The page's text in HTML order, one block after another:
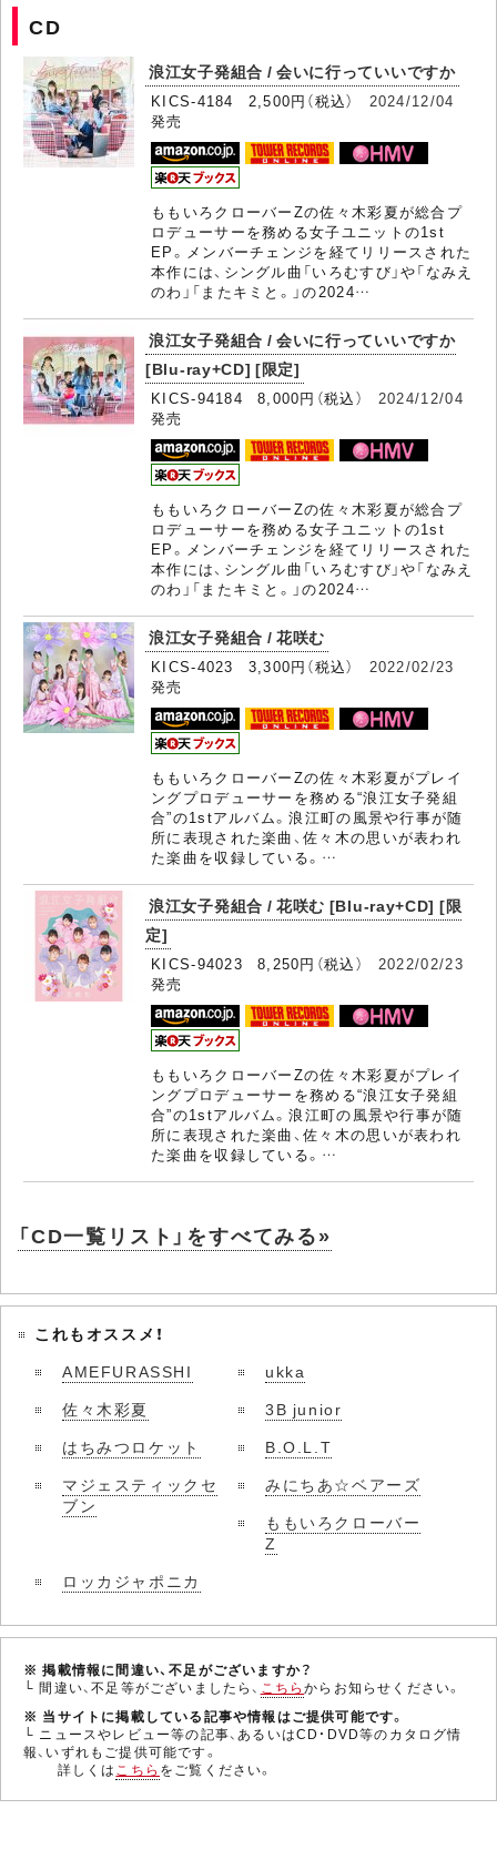
CD
浪江女子発組合 / 会いに行っていいですか
KICS-4184 2,500円（税込） 2024/12/04
発売
ももいろクローバーZの佐々木彩夏が総合プ
ロデューサーを務める女子ユニットの1st
EP。メンバーチェンジを経てリリースされた
本作には、シングル曲「いろむすび」や「なみえ
のわ」「またキミと。」の2024…
浪江女子発組合 / 会いに行っていいですか
[Blu-ray+CD] [限定]
KICS-94184 8,000円（税込） 2024/12/04
発売
ももいろクローバーZの佐々木彩夏が総合プ
ロデューサーを務める女子ユニットの1st
EP。メンバーチェンジを経てリリースされた
本作には、シングル曲「いろむすび」や「なみえ
のわ」「またキミと。」の2024…
浪江女子発組合 / 花咲む
KICS-4023 3,300円（税込） 2022/02/23
発売
ももいろクローバーZの佐々木彩夏がプレイ
ングプロデューサーを務める“浪江女子発組
合”の1stアルバム。浪江町の風景や行事が随
所に表現された楽曲、佐々木の思いが表われ
た楽曲を収録している。…
浪江女子発組合 / 花咲む [Blu-ray+CD] [限
定]
KICS-94023 8,250円（税込） 2022/02/23
発売
ももいろクローバーZの佐々木彩夏がプレイ
ングプロデューサーを務める“浪江女子発組
合”の1stアルバム。浪江町の風景や行事が随
所に表現された楽曲、佐々木の思いが表われ
た楽曲を収録している。…
「CD一覧リスト」をすべてみる»
これもオススメ！
AMEFURASSHI
ukka
佐々木彩夏
3B junior
はちみつロケット
B.O.L.T
マジェスティックセ
ブン
みにちあ☆ベアーズ
ももいろクローバー
Z
ロッカジャポニカ
※ 掲載情報に間違い、不足がございますか？
└ 間違い、不足等がございましたら、 こちらからお知らせください。
※ 当サイトに掲載している記事や情報はご提供可能です。
└ ニュースやレビュー等の記事、あるいはCD・DVD等のカタログ情
報、いずれもご提供可能です。
詳しくはこちら をご覧ください。